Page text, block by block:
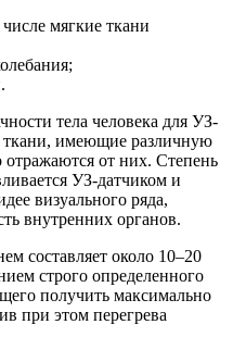
мягкие ткани
тела человека для УЗ-
ткани, имеющие различную
отражаются от них. Степень
УЗ-датчиком и
визуального ряда,
внутренних органов.
составляет около 10–20
строго определенного
получить максимально
при этом перегрева